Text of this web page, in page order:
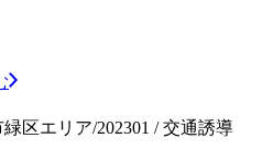
区エリア/202301 / 交通誘導